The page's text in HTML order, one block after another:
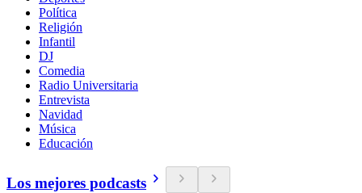
Política
Religión
Infantil
DJ
Comedia
Radio Universitaria
Entrevista
Navidad
Música
Educación
Los mejores podcasts